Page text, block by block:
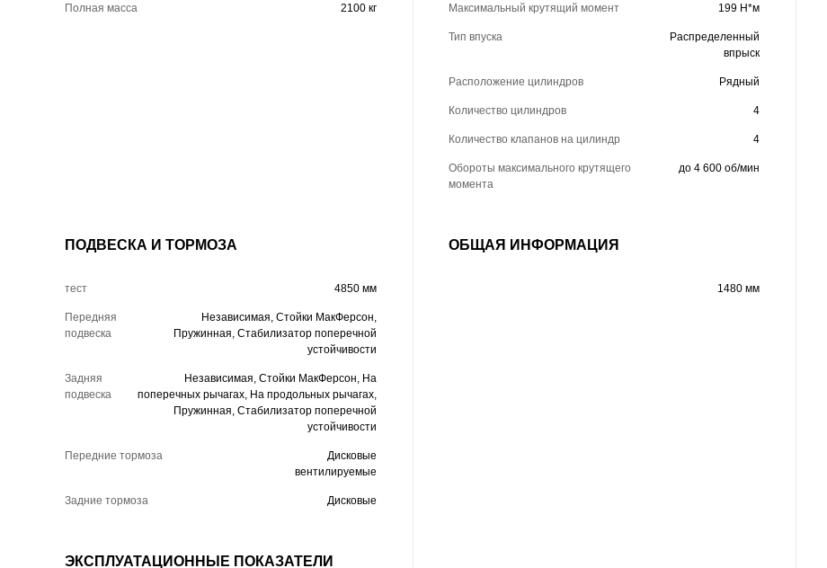
Полная масса 2100 кг Максимальный крутящий момент 199 Н*м
Тип впуска
Распределенный
впрыск
Расположение цилиндров Рядный
Количество цилиндров 4
Количество клапанов на цилиндр 4
Обороты максимального крутящего
момента
до 4 600 об/мин
ПОДВЕСКА И ТОРМОЗА
тест 4850 мм
Передняя
подвеска
Независимая, Стойки МакФерсон,
Пружинная, Стабилизатор поперечной
устойчивости
Задняя
подвеска
Независимая, Стойки МакФерсон, На
поперечных рычагах, На продольных рычагах,
Пружинная, Стабилизатор поперечной
устойчивости
Передние тормоза
Дисковые
вентилируемые
Задние тормоза Дисковые
ОБЩАЯ ИНФОРМАЦИЯ
1480 мм
ЭКСПЛУАТАЦИОННЫЕ ПОКАЗАТЕЛИ